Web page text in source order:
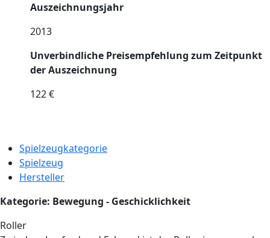
Auszeichnungsjahr
2013
Unverbindliche Preisempfehlung zum Zeitpunkt
der Auszeichnung
122 €
Spielzeugkategorie
Spielzeug
Hersteller
Kategorie: Bewegung - Geschicklichkeit
Roller